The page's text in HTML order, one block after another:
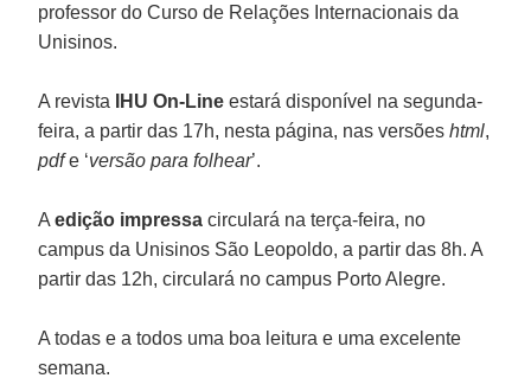
professor do Curso de Relações Internacionais da
Unisinos.
A revista IHU On-Line estará disponível na segunda-
feira, a partir das 17h, nesta página, nas versõeshtml,
pdfe ‘versão para folhear’.
Aedição impressa circulará na terça-feira, no
campus da Unisinos São Leopoldo, a partir das 8h. A
partir das 12h, circulará no campus Porto Alegre.
A todas e a todos uma boa leitura e uma excelente
semana.